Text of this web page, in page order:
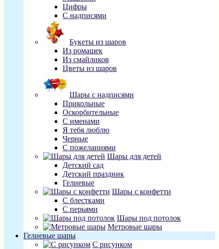
Цифры
С надписями
Букеты из шаров
Из ромашек
Из смайликов
Цветы из шаров
Шары с надписями
Прикольные
Оскорбительные
С именами
Я тебя люблю
Черные
С пожеланиями
Шары для детей
Детский сад
Детский праздник
Гелиевые
Шары с конфетти
С блестками
С перьями
Шары под потолок
Метровые шары
Гелиевые шары
С рисунком